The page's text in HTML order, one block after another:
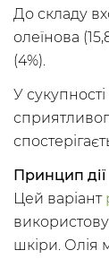
До складу
олеїнова
(4%).
У
Принцип дії
Цей варіант
шкіри. Олія